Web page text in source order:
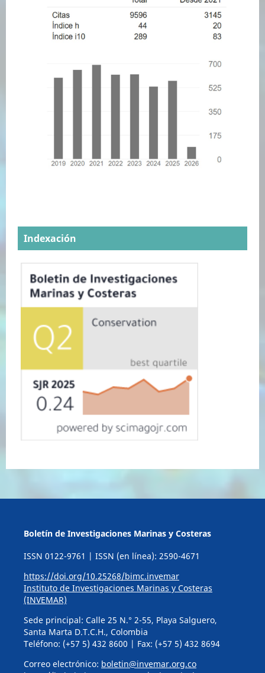
Indexación
Boletín de Investigaciones Marinas y Costeras
ISSN 0122-9761 | ISSN (en línea): 2590-4671
https://doi.org/10.25268/bimc.invemar
Instituto de Investigaciones Marinas y Costeras
(INVEMAR)
Sede principal: Calle 25 N.° 2-55, Playa Salguero,
Santa Marta D.T.C.H., Colombia
Teléfono: (+57 5) 432 8600 | Fax: (+57 5) 432 8694
Correo electrónico: boletin@invemar.org.co